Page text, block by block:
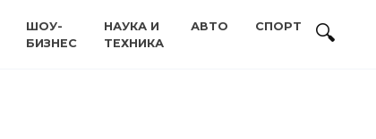
ШОУ-
БИЗНЕС
НАУКА И
ТЕХНИКА
АВТО СПОРТ